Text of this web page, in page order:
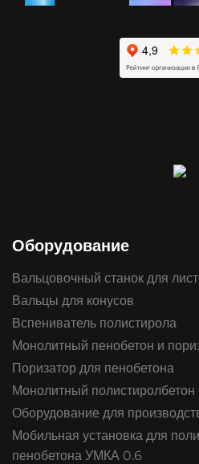
Оборудование
Вальцовочный станок для
Вальцы для конусов
Вспениватель полистирола
Монолитный пенобетон и
Поризатор для пенобетона
Монолитный полистиролбетон
Оборудование для
Мобильная установка для
пенобетона УМКА 0.6